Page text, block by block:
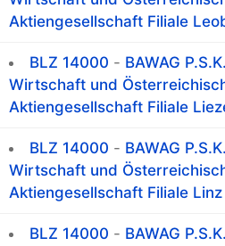
Aktiengesellschaft Filiale
BLZ 14000 - BAWAG
Wirtschaft und
Aktiengesellschaft Filiale
BLZ 14000 - BAWAG
Wirtschaft und
Aktiengesellschaft Filiale Linz
BLZ 14000 - BAWAG